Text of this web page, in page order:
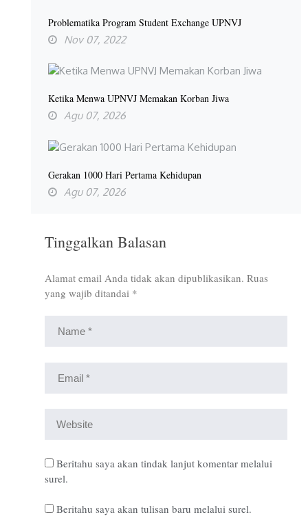
Problematika Program Student Exchange UPNVJ
Nov 07, 2022
Ketika Menwa UPNVJ Memakan Korban Jiwa
Agu 07, 2026
Gerakan 1000 Hari Pertama Kehidupan
Agu 07, 2026
Tinggalkan Balasan
Alamat email Anda tidak akan dipublikasikan. Ruas
yang wajib ditandai *
Beritahu saya akan tindak lanjut komentar melalui
surel.
Beritahu saya akan tulisan baru melalui surel.